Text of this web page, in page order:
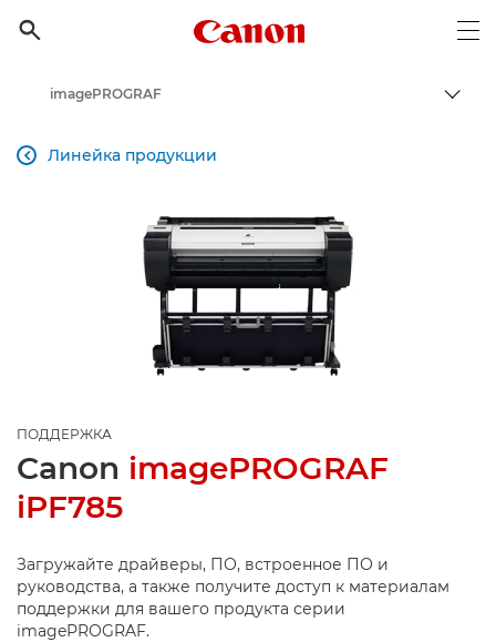

Canon Logo, back to
Поддержка продукции для бизнеса
imagePROGRAF
Линейка продукции

ПОДДЕРЖКА
Canon imagePROGRAF
iPF785
Загружайте драйверы, ПО, встроенное ПО и
руководства, а также получите доступ к материалам
поддержки для вашего продукта серии
imagePROGRAF.